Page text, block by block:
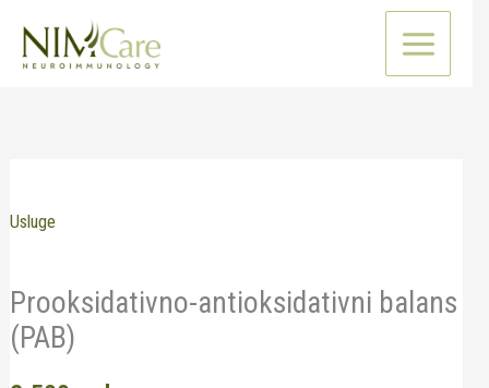
Usluge
Prooksidativno-antioksidativni balans
(PAB)